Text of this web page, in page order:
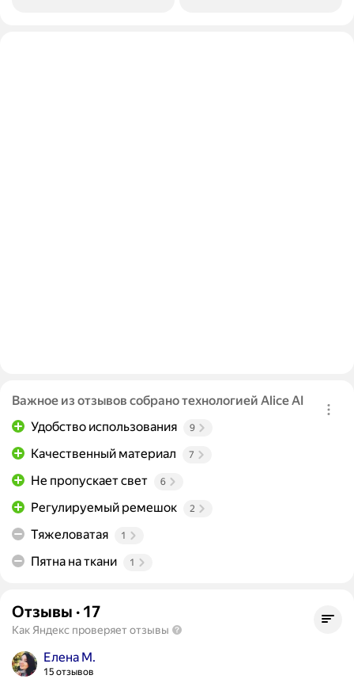
Важное из отзывов собрано технологией Alice AI
Удобство использования
9
Качественный материал 7
Не пропускает свет 6
Регулируемый ремешок 2
Тяжеловатая 1
Пятна на ткани 1
Отзывы · 17
Как Яндекс проверяет отзывы
Елена М.
15 отзывов